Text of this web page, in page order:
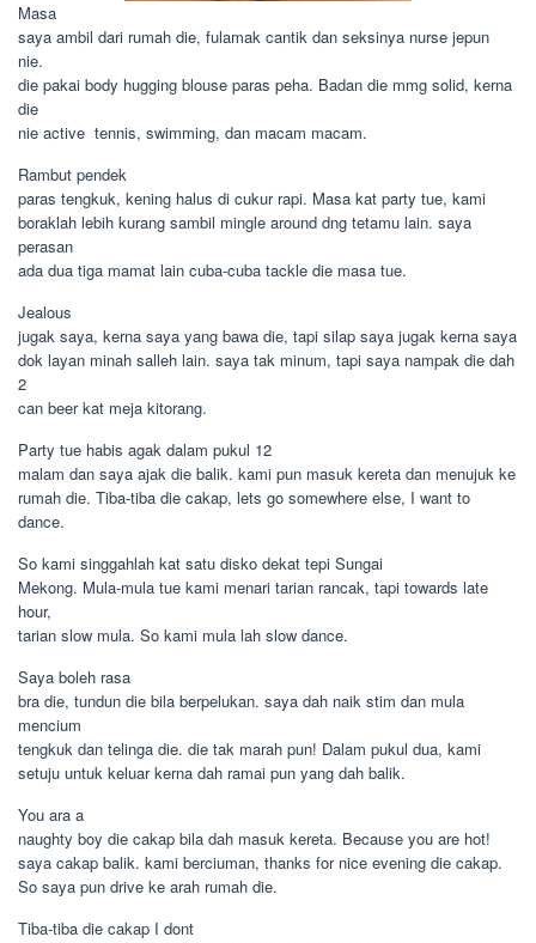
Masa
saya ambil dari rumah die, fulamak cantik dan seksinya nurse jepun
nie.
die pakai body hugging blouse paras peha. Badan die mmg solid, kerna
die
nie active  tennis, swimming, dan macam macam.
Rambut pendek
paras tengkuk, kening halus di cukur rapi. Masa kat party tue, kami
boraklah lebih kurang sambil mingle around dng tetamu lain. saya
perasan
ada dua tiga mamat lain cuba-cuba tackle die masa tue.
Jealous
jugak saya, kerna saya yang bawa die, tapi silap saya jugak kerna saya
dok layan minah salleh lain. saya tak minum, tapi saya nampak die dah
2
can beer kat meja kitorang.
Party tue habis agak dalam pukul 12
malam dan saya ajak die balik. kami pun masuk kereta dan menujuk ke
rumah die. Tiba-tiba die cakap, lets go somewhere else, I want to
dance.
So kami singgahlah kat satu disko dekat tepi Sungai
Mekong. Mula-mula tue kami menari tarian rancak, tapi towards late
hour,
tarian slow mula. So kami mula lah slow dance.
Saya boleh rasa
bra die, tundun die bila berpelukan. saya dah naik stim dan mula
mencium
tengkuk dan telinga die. die tak marah pun! Dalam pukul dua, kami
setuju untuk keluar kerna dah ramai pun yang dah balik.
You ara a
naughty boy die cakap bila dah masuk kereta. Because you are hot! 
saya cakap balik. kami berciuman, thanks for nice evening die cakap.
So saya pun drive ke arah rumah die.
Tiba-tiba die cakap I dont